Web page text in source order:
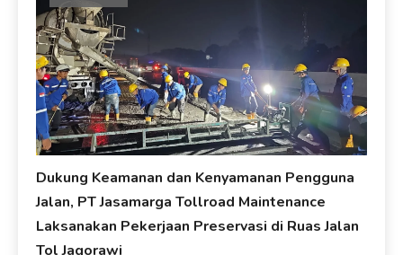
Dukung Keamanan dan Kenyamanan Pengguna
Jalan, PT Jasamarga Tollroad Maintenance
Laksanakan Pekerjaan Preservasi di Ruas Jalan
Tol Jagorawi